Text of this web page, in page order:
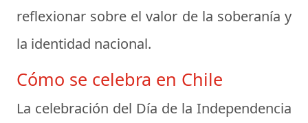
reflexionar sobre el valor de la soberanía y
la identidad nacional.
Cómo se celebra en Chile
La celebración del Día de la Independencia